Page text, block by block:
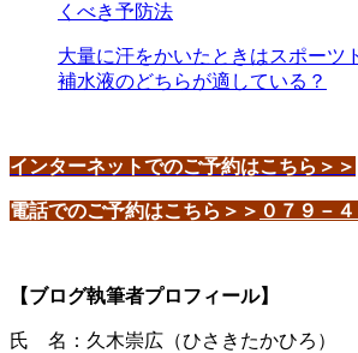
くべき予防法
大量に汗をかいたときはスポーツ
補水液のどちらが適している？
インターネットでのご予約はこちら＞＞
電話でのご予約はこちら＞＞ ０７９－
【ブログ執筆者プロフィール】
氏 名：久木崇広（ひさきたかひろ）